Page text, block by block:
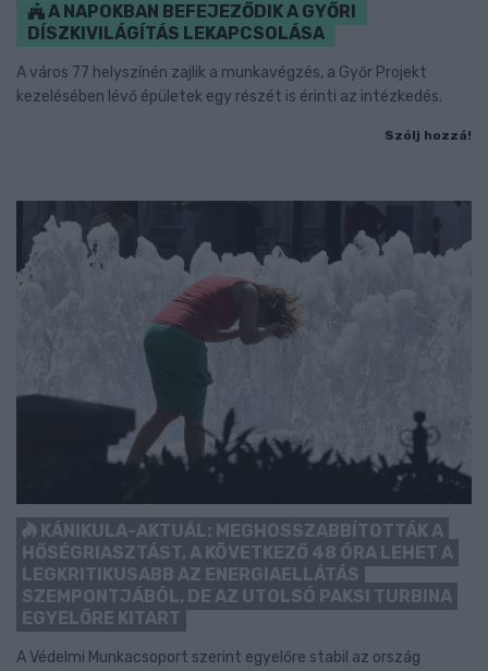
A NAPOKBAN BEFEJEZŐDIK A GYŐRI
DÍSZKIVILÁGÍTÁS LEKAPCSOLÁSA
A város 77 helyszínén zajlik a munkavégzés, a Győr Projekt
kezelésében lévő épületek egy részét is érinti az intézkedés.
Szólj hozzá!
KÁNIKULA-AKTUÁL: MEGHOSSZABBÍTOTTÁK A
HŐSÉGRIASZTÁST, A KÖVETKEZŐ 48 ÓRA LEHET A
LEGKRITIKUSABB AZ ENERGIAELLÁTÁS
SZEMPONTJÁBÓL, DE AZ UTOLSÓ PAKSI TURBINA
EGYELŐRE KITART
A Védelmi Munkacsoport szerint egyelőre stabil az ország